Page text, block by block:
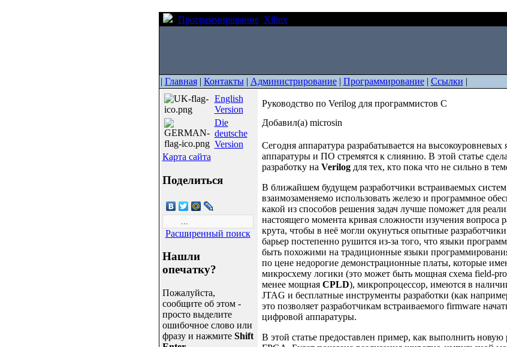
Программирование Xilinx
| Главная| Контакты| Администрирование| Программирование| Ссылки |
English
Version
Die
deutsche
Version
Карта сайта
Поделиться
Расширенный поиск
Нашли
опечатку?
Пожалуйста,
сообщите об этом -
просто выделите
ошибочное слово или
фразу и нажмите Shift
Руководство по Verilog для программистов C
Добавил(а) microsin
Сегодня аппаратура разрабатывается на высокоуровневых
аппаратуры и ПО стремятся к слиянию. В этой статье
разработку на Verilogдля тех, кто пока что не сильно в
В ближайшем будущем разработчики встраиваемых
взаимозаменяемо использовать железо и программное
какой из способов решения задач лучше поможет для
настоящего момента кривая сложности изучения вопроса
крута, чтобы в неё могли окунуться опытные
барьер постепенно рушится из-за того, что языки
быть похожими на традиционные языки
по цене недорогие демонстрационные платы, которые
микросхему логики (это может быть мощная схема field-
менее мощная CPLD), микропроцессор, имеются в
JTAG и бесплатные инструменты разработки (как
это позволяет разработчикам встраиваемого firmware
цифровой аппаратуры.
В этой статье предоставлен пример, как выполнить новую